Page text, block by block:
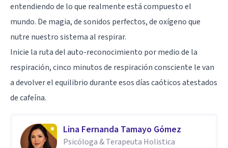
entendiendo de lo que realmente está compuesto el
mundo. De magia, de sonidos perfectos, de oxígeno que
nutre nuestro sistema al respirar.
Inicie la ruta del auto-reconocimiento por medio de la
respiración, cinco minutos de respiración consciente le van
a devolver el equilibrio durante esos días caóticos atestados
de cafeína.
Lina Fernanda Tamayo Gómez
Psicóloga & Terapeuta Holistica